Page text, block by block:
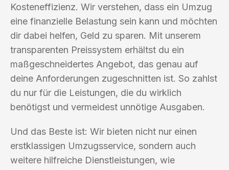
Kosteneffizienz. Wir verstehen, dass ein Umzug
eine finanzielle Belastung sein kann und möchten
dir dabei helfen, Geld zu sparen. Mit unserem
transparenten Preissystem erhältst du ein
maßgeschneidertes Angebot, das genau auf
deine Anforderungen zugeschnitten ist. So zahlst
du nur für die Leistungen, die du wirklich
benötigst und vermeidest unnötige Ausgaben.
Und das Beste ist: Wir bieten nicht nur einen
erstklassigen Umzugsservice, sondern auch
weitere hilfreiche Dienstleistungen, wie